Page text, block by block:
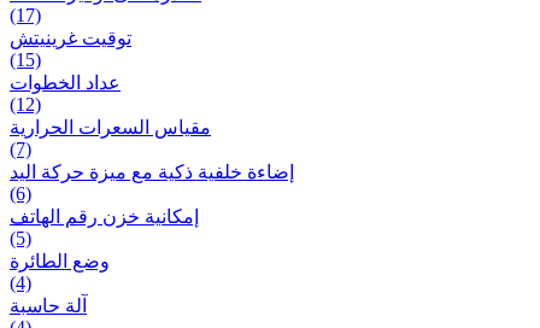
(17)
توقيت غرينيتش
(15)
عداد الخطوات
(12)
مقیاس السعرات الحرارية
(7)
إضاءة خلفية ذكية مع ميزة حرکة اليد
(6)
إمكانية خزن رقم الهاتف
(5)
وضع الطائرة
(4)
آلة حاسبة